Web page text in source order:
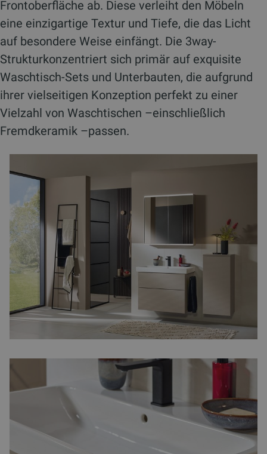
Frontoberfläche ab. Diese verleiht den Möbeln
eine einzigartige Textur und Tiefe, die das Licht
auf besondere Weise einfängt. Die 3way-
Strukturkonzentriert sich primär auf exquisite
Waschtisch-Sets und Unterbauten, die aufgrund
ihrer vielseitigen Konzeption perfekt zu einer
Vielzahl von Waschtischen –einschließlich
Fremdkeramik –passen.